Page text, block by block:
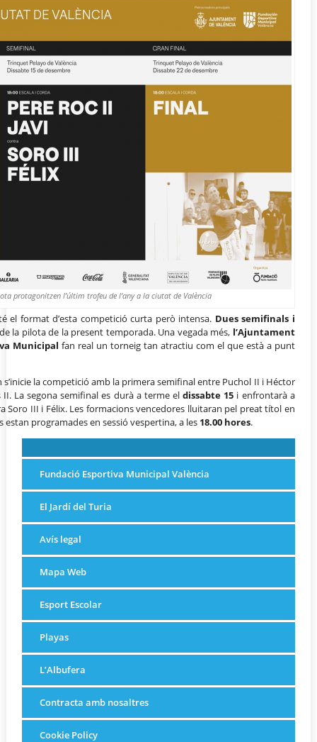
protagonitzen l’últim trofeu de l’any a la ciutat de València
el format d’esta competició curta però intensa. Dues semifinals i
la pilota de la present temporada. Una vegada més, l’Ajuntament
Municipal fan real un torneig tan atractiu com el que està a punt
la competició amb la primera semifinal entre Puchol II i Héctor
La segona semifinal es durà a terme eldissabte 15 i enfrontarà a
Soro III i Félix. Les formacions vencedores lluitaran pel preat títol en
estan programades en sessió vespertina, a les 18.00 hores.
Fundació Esportiva Municipal València
El Jardí del Turia
Avís legal
Mapa Web
Esport Escolar
Playas
L’Albufera
Contracta amb nosaltres
Cookie Policy